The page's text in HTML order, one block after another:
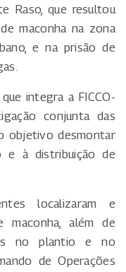
Raso, que resultou
maconha na zona
e na prisão de
integra a FICCO-
conjunta das
objetivo desmontar
e à distribuição de
localizaram e
maconha, além de
no plantio e no
de Operações